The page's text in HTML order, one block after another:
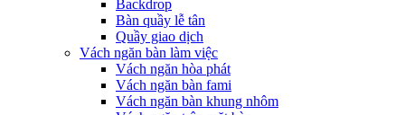
Backdrop
Bàn quầy lễ tân
Quầy giao dịch
Vách ngăn bàn làm việc
Vách ngăn hòa phát
Vách ngăn bàn fami
Vách ngăn bàn khung nhôm